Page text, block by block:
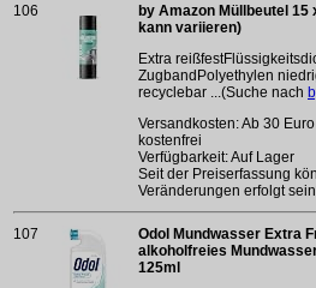
106
by Amazon Müllbeutel 15
kann variieren)
Extra
ZugbandPolyethylen
recyclebar ...(Suche nach
Versandkosten: Ab 30
kostenfrei
Verfügbarkeit: Auf Lager
Seit der Preiserfassung
Veränderungen erfolgt
107
Odol Mundwasser Extra
alkoholfreies
125ml